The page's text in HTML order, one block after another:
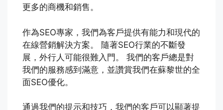
更多的商機和銷售。
作為SEO專家，我們為客戶提供有能力和現代的
在線營銷解決方案。 隨著SEO行業的不斷發
展，外行人可能很難入門。 我們的客戶總是對
我們的服務感到滿意，並讚賞我們在蘇黎世的全
面SEO優化。
通過我們的提示和技巧，我們的客戶可以顯著提